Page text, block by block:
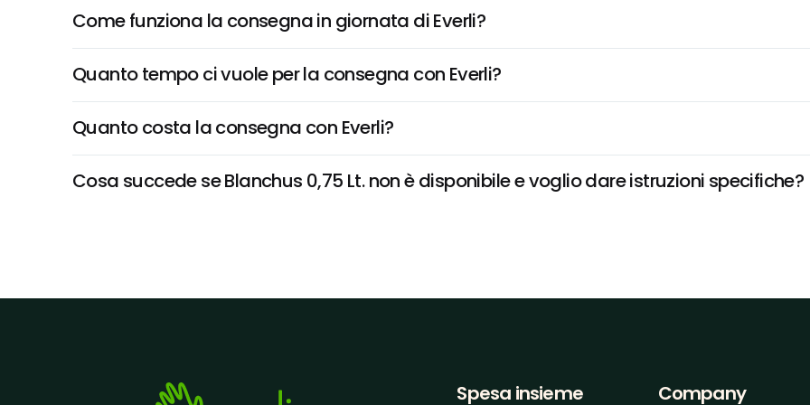
Come funziona la consegna in giornata di Everli?
Quanto tempo ci vuole per la consegna con Everli?
Quanto costa la consegna con Everli?
Cosa succede se Blanchus 0,75 Lt. non è disponibile e voglio dare istruzioni specifiche?
Spesa insieme Company